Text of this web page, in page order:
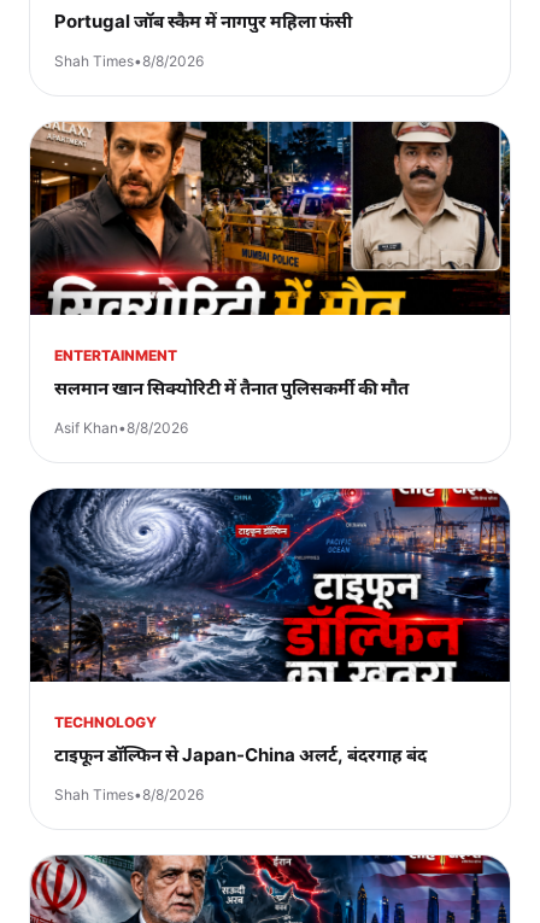
Portugal जॉब स्कैम में नागपुर महिला फंसी
Shah Times•8/8/2026
ENTERTAINMENT
सलमान खान सिक्योरिटी में तैनात पुलिसकर्मी की मौत
Asif Khan•8/8/2026
TECHNOLOGY
टाइफून डॉल्फिन से Japan-China अलर्ट, बंदरगाह बंद
Shah Times•8/8/2026